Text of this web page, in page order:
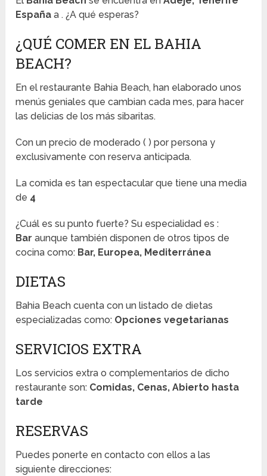
España a . ¿A qué esperas?
¿QUÉ COMER EN EL BAHIA
BEACH?
En el restaurante Bahia Beach, han elaborado unos
menús geniales que cambian cada mes, para hacer
las delicias de los más sibaritas.
Con un precio de moderado ( ) por persona y
exclusivamente con reserva anticipada.
La comida es tan espectacular que tiene una media
de 4
¿Cuál es su punto fuerte? Su especialidad es :
Baraunque también disponen de otros tipos de
cocina como: Bar, Europea, Mediterránea
DIETAS
Bahia Beach cuenta con un listado de dietas
especializadas como: Opciones vegetarianas
SERVICIOS EXTRA
Los servicios extra o complementarios de dicho
restaurante son: Comidas, Cenas, Abierto hasta
tarde
RESERVAS
Puedes ponerte en contacto con ellos a las
siguiente direcciones: